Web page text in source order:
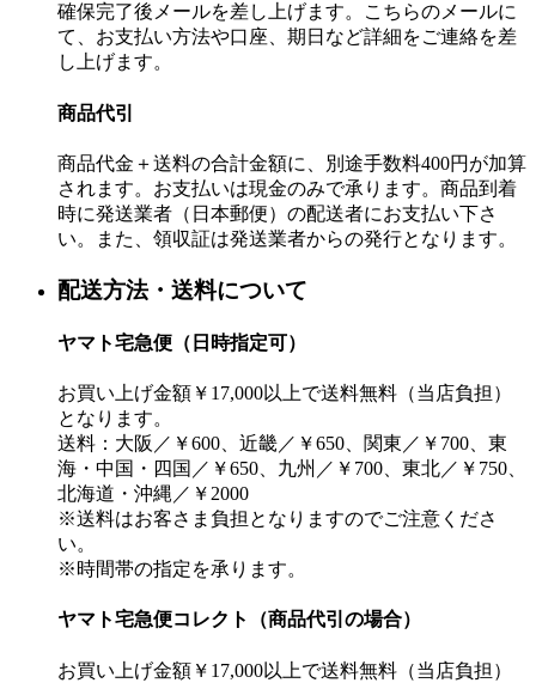
確保完了後メールを差し上げます。こちらのメールに
て、お支払い方法や口座、期日など詳細をご連絡を差
し上げます。
商品代引
商品代金＋送料の合計金額に、別途手数料400円が加算
されます。お支払いは現金のみで承ります。商品到着
時に発送業者（日本郵便）の配送者にお支払い下さ
い。また、領収証は発送業者からの発行となります。
配送方法・送料について
ヤマト宅急便（日時指定可）
お買い上げ金額￥17,000以上で送料無料（当店負担）
となります。
送料：大阪／￥600、近畿／￥650、関東／￥700、東
海・中国・四国／￥650、九州／￥700、東北／￥750、
北海道・沖縄／￥2000
※送料はお客さま負担となりますのでご注意くださ
い。
※時間帯の指定を承ります。
ヤマト宅急便コレクト（商品代引の場合）
お買い上げ金額￥17,000以上で送料無料（当店負担）